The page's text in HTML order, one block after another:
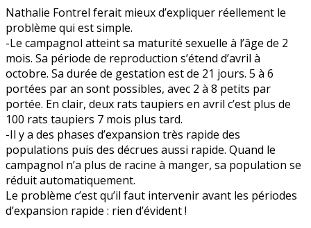
Nathalie Fontrel ferait mieux d’expliquer réellement le
problème qui est simple.
-Le campagnol atteint sa maturité sexuelle à l’âge de 2
mois. Sa période de reproduction s’étend d’avril à
octobre. Sa durée de gestation est de 21 jours. 5 à 6
portées par an sont possibles, avec 2 à 8 petits par
portée. En clair, deux rats taupiers en avril c’est plus de
100 rats taupiers 7 mois plus tard.
-Il y a des phases d’expansion très rapide des
populations puis des décrues aussi rapide. Quand le
campagnol n’a plus de racine à manger, sa population se
réduit automatiquement.
Le problème c’est qu’il faut intervenir avant les périodes
d’expansion rapide : rien d’évident !